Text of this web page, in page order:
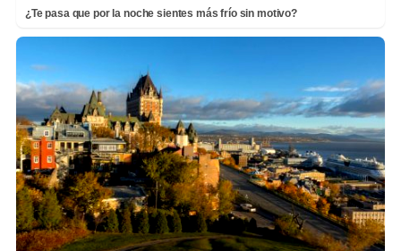
¿Te pasa que por la noche sientes más frío sin motivo?